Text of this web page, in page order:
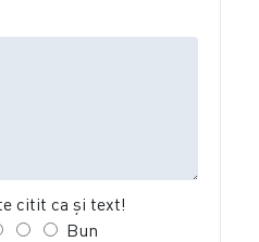
citit ca şi text!
Bun